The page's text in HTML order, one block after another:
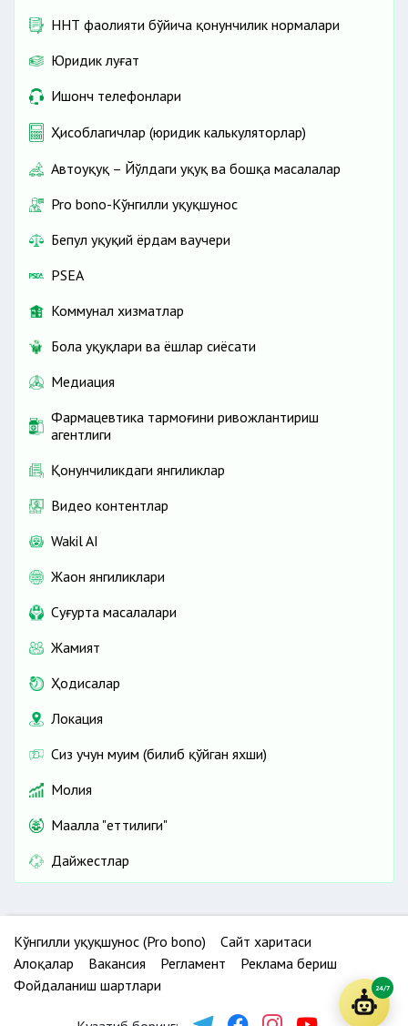
ННТ фаолияти бўйича қонунчилик нормалари
Юридик луғат
Ишонч телефонлари
Ҳисоблагичлар (юридик калькуляторлар)
Автоҳуқуқ – Йўлдаги ҳуқуқ ва бошқа масалалар
Pro bono-Кўнгилли ҳуқуқшунос
Бепул ҳуқуқий ёрдам ваучери
PSEA
Коммунал хизматлар
Бола ҳуқуқлари ва ёшлар сиёсати
Медиация
Фармацевтика тармоғини ривожлантириш
агентлиги
Қонунчиликдаги янгиликлар
Видео контентлар
Wakil AI
Жаҳон янгиликлари
Cуғурта масалалари
Жамият
Ҳодисалар
Локация
Сиз учун муҳим (билиб қўйган яхши)
Молия
Маҳалла "еттилиги"
Дайжестлар
Кўнгилли ҳуқуқшунос (Pro bono)
Сайт харитаси
Алоқалар
Вакансия Регламент
Реклама бериш
Фойдаланиш шартлари
24/7